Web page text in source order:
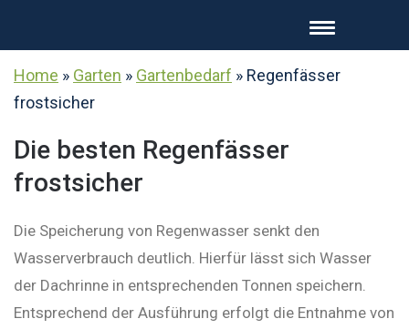
Home » Garten » Gartenbedarf » Regenfässer
frostsicher
Die besten Regenfässer
frostsicher
Die Speicherung von Regenwasser senkt den
Wasserverbrauch deutlich. Hierfür lässt sich Wasser
der Dachrinne in entsprechenden Tonnen speichern.
Entsprechend der Ausführung erfolgt die Entnahme von